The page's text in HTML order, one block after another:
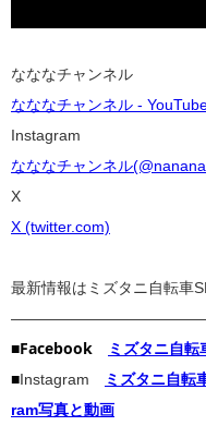
なななチャンネル
なななチャンネル -
Instagram
なななチャンネル
X
X (twitter.com)
最新情報はミズタニ自転車
■Facebook ミズタニ自
■Instagram
ミズタニ自
ram写真と動画